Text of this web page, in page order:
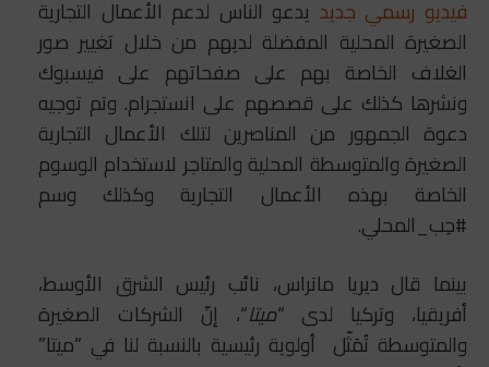
فيديو رسمي جديد يدعو الناس لدعم الأعمال التجارية
الصغيرة المحلية المفضلة لديهم من خلال تغيير صور
الغلاف الخاصة بهم على صفحاتهم على فيسبوك
ونشرها كذلك على قصصهم على انستجرام. وتم توجيه
دعوة الجمهور من المناصرين لتلك الأعمال التجارية
الصغيرة والمتوسطة المحلية والمتاجر لاستخدام الوسوم
الخاصة بهذه الأعمال التجارية وكذلك وسم
#حِب_المحلي.
بينما قال ديريا ماتراس، نائب رئيس الشرق الأوسط،
أفريقيا، وتركيا لدى “ميتا“، إنّ الشركات الصغيرة
والمتوسطة تُمَثّل أولوية رئيسية بالنسبة لنا في “ميتا”